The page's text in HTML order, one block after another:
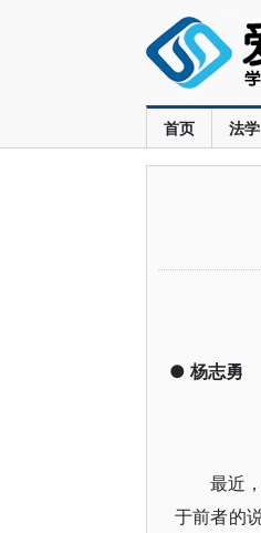
首页 法学
● 杨志勇
最近
于前者的